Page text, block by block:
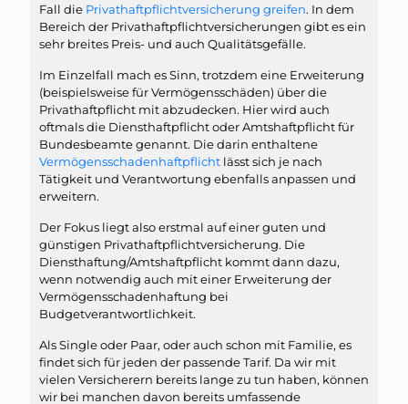
Fall die Privathaftpflichtversicherung greifen. In dem
Bereich der Privathaftpflichtversicherungen gibt es ein
sehr breites Preis- und auch Qualitätsgefälle.
Im Einzelfall mach es Sinn, trotzdem eine Erweiterung
(beispielsweise für Vermögensschäden) über die
Privathaftpflicht mit abzudecken. Hier wird auch
oftmals die Diensthaftpflicht oder Amtshaftpflicht für
Bundesbeamte genannt. Die darin enthaltene
Vermögensschadenhaftpflicht lässt sich je nach
Tätigkeit und Verantwortung ebenfalls anpassen und
erweitern.
Der Fokus liegt also erstmal auf einer guten und
günstigen Privathaftpflichtversicherung. Die
Diensthaftung/Amtshaftpflicht kommt dann dazu,
wenn notwendig auch mit einer Erweiterung der
Vermögensschadenhaftung bei
Budgetverantwortlichkeit.
Als Single oder Paar, oder auch schon mit Familie, es
findet sich für jeden der passende Tarif. Da wir mit
vielen Versicherern bereits lange zu tun haben, können
wir bei manchen davon bereits umfassende